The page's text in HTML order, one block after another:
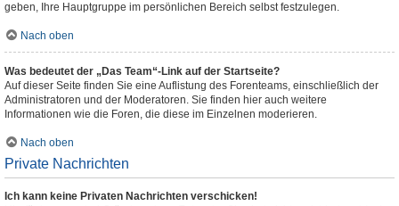
geben, Ihre Hauptgruppe im persönlichen Bereich selbst festzulegen.
Nach oben
Was bedeutet der „Das Team“-Link auf der Startseite?
Auf dieser Seite finden Sie eine Auflistung des Forenteams, einschließlich der
Administratoren und der Moderatoren. Sie finden hier auch weitere
Informationen wie die Foren, die diese im Einzelnen moderieren.
Nach oben
Private Nachrichten
Ich kann keine Privaten Nachrichten verschicken!